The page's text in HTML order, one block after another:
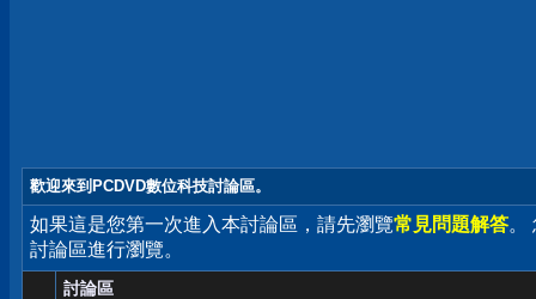
歡迎來到PCDVD數位科技討論區。
如果這是您第一次進入本討論區，請先瀏覽常見問題解答。
討論區進行瀏覽。
討論區